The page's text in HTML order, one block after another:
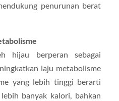
penurunan berat
hijau berperan sebagai
laju metabolisme
yang lebih tinggi berarti
banyak kalori, bahkan